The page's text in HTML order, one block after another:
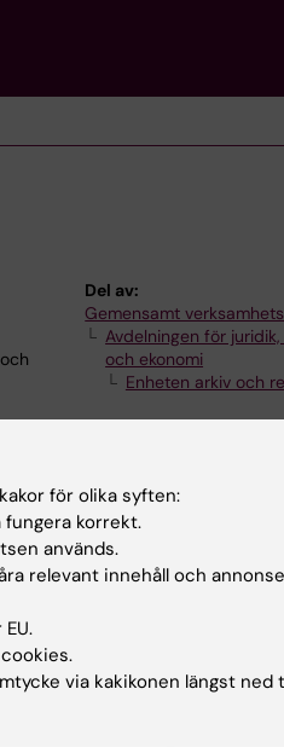
Del av:
Gemensamt
Avdelningen för
och ekonomi
Enheten arkiv och
Stöd forskning och
för olika syften:
korrekt.
används.
relevant innehåll och
via kakikonen längst ned